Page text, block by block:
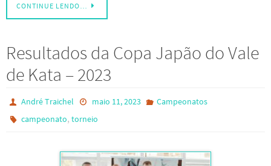
CONTINUE LENDO…
Resultados da Copa Japão do Vale
de Kata – 2023
André Traichel maio 11, 2023
Campeonatos
campeonato,torneio